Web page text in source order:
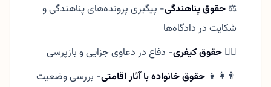
⚖️حقوق پناهندگی- پیگیری پرونده‌های پناهندگی و
شکایت در دادگاه‌ها
👩‍⚖️حقوق کیفری- دفاع در دعاوی جزایی و بازپرسی
👨‍👩‍👧 حقوق خانواده با آثار اقامتی- بررسی وضعیت